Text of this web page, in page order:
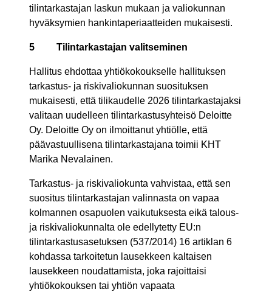
tilintarkastajan laskun mukaan ja valiokunnan
hyväksymien hankintaperiaatteiden mukaisesti.
5 Tilintarkastajan valitseminen
Hallitus ehdottaa yhtiökokoukselle hallituksen
tarkastus- ja riskivaliokunnan suosituksen
mukaisesti, että tilikaudelle 2026 tilintarkastajaksi
valitaan uudelleen tilintarkastusyhteisö Deloitte
Oy. Deloitte Oy on ilmoittanut yhtiölle, että
päävastuullisena tilintarkastajana toimii KHT
Marika Nevalainen.
Tarkastus- ja riskivaliokunta vahvistaa, että sen
suositus tilintarkastajan valinnasta on vapaa
kolmannen osapuolen vaikutuksesta eikä talous-
ja riskivaliokunnalta ole edellytetty EU:n
tilintarkastusasetuksen (537/2014) 16 artiklan 6
kohdassa tarkoitetun lausekkeen kaltaisen
lausekkeen noudattamista, joka rajoittaisi
yhtiökokouksen tai yhtiön vapaata